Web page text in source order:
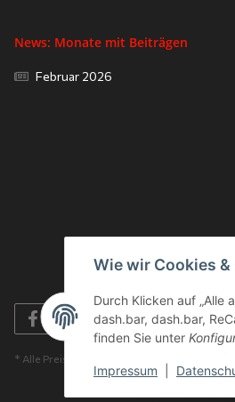
Wie wir Cookies &
Durch Klicken auf „Alle
dash.bar, dash.bar,
finden Sie unter
Impressum
News: Monate mit Beiträgen
Februar 2026
* Alle Preise inkl. gesetzlicher USt., zzgl.